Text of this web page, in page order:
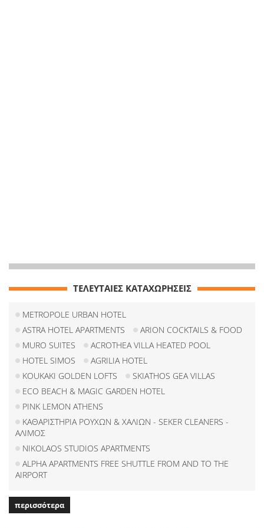
ΤΕΛΕΥΤΑΙΕΣ ΚΑΤΑΧΩΡΗΣΕΙΣ
METROPOLE URBAN HOTEL
ASTRA HOTEL APARTMENTS
ARION COCKTAILS & FOOD
MURO SUITES
ACROTHEA VILLA HEATED POOL
HOTEL SIMOS
AGRILIA HOTEL
KOUKAKI GOLDEN LOFTS
SKIATHOS GEA VILLAS
ECO BEACH & MAGIC GARDEN HOTEL
PINK LEMON ATHENS
ΚΑΘΑΡΙΣΤΗΡΙΑ ΡΟΥΧΩΝ & ΧΑΛΙΩΝ - SEKER CLEANERS -
ΑΛΙΜΟΣ
NIKOLAOS STUDIOS APARTMENTS
ALPHA APARTMENTS FREE SHUTTLE FROM AND TO THE
AIRPORT
περισσότερα